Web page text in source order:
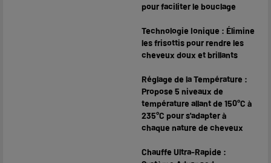
pour faciliter le bouclage
Technologie Ionique : Élimine
les frisottis pour rendre les
cheveux doux et brillants
Réglage de la Température :
Propose 5 niveaux de
température allant de 150°C à
235°C pour s'adapter à
chaque nature de cheveux
Chauffe Ultra-Rapide :